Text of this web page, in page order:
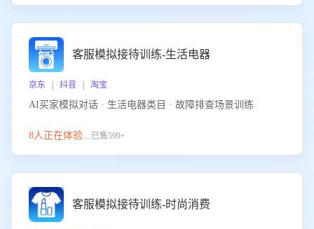
客服模拟接待训练-生活电器
京东 | 抖音 | 淘宝
AI买家模拟对话 · 生活电器类目 · 故障排查场景训练
8人正在体验...已售599+
客服模拟接待训练-时尚消费